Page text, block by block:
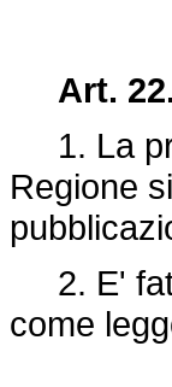
Art. 22.
1. La
Regione
2. E'
come